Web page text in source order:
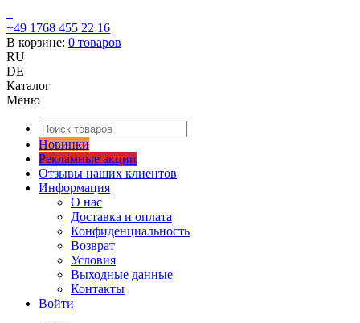
+49 1768 455 22 16
В корзине: 0 товаров
RU
DE
Каталог
Меню
Новинки
Рекламные акции
Отзывы наших клиентов
Информация
О нас
Доставка и оплата
Конфиденциальность
Возврат
Условия
Выходные данные
Контакты
Войти